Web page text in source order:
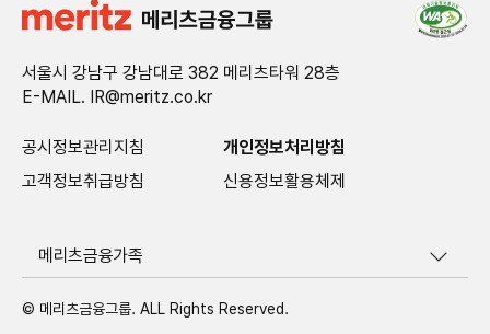
서울시 강남구 강남대로 382 메리츠타워 28층
E-MAIL. IR@meritz.co.kr
공시정보관리지침
개인정보처리방침
고객정보취급방침
신용정보활용체제
메리츠금융가족
© 메리츠금융그룹. ALL Rights Reserved.